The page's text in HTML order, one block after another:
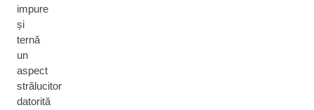
impure
și
ternă
un
aspect
strălucitor
datorită